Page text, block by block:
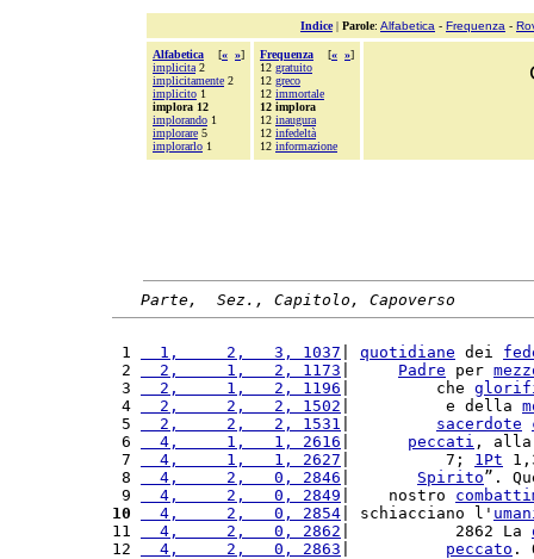
Indice| Parole: Alfabetica - Frequenza -
Alfabetica [« »]
implicita 2
implicitamente 2
implicito 1
implora 12
implorando 1
implorare 5
implorarlo 1
Frequenza [« »]
12 gratuito
12 greco
12 immortale
12 implora
12 inaugura
12 infedeltà
12 informazione
Parte,  Sez., Capitolo, Capoverso
1
  1,     2,   3, 1037
quotidiane dei
2
  2,     1,   2, 1173
Padre per
3
  2,     1,   2, 1196
|         che
4
  2,     2,   2, 1502
|          e della
5
  2,     2,   2, 1531
sacerdote
6
  4,     1,   1, 2616
peccati ,
7
  4,     1,   1, 2627
|          7; 1Pt
8
  4,     2,   0, 2846
Spirito”.
9
  4,     2,   0, 2849
|    nostro
10
  4,     2,   0, 2854
| schiacciano l'
11
  4,     2,   0, 2862
|           2862 La
12
  4,     2,   0, 2863
peccato .